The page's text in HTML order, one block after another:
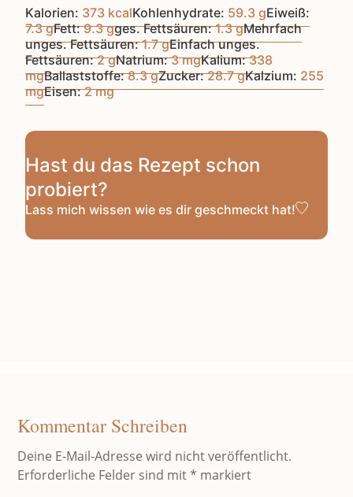
Kalorien: 373 kcalKohlenhydrate: 59.3 gEiweiß:
7.3 gFett:9.3 gges. Fettsäuren:1.3 gMehrfach
unges. Fettsäuren:1.7 gEinfach unges.
Fettsäuren:2 gNatrium:3 mgKalium:338
mgBallaststoffe:8.3 gZucker:28.7 gKalzium: 255
mgEisen:2 mg
Hast du das Rezept schon
probiert?
Lass mich wissen wie es dir geschmeckt hat!
Kommentar Schreiben
Deine E-Mail-Adresse wird nicht veröffentlicht.
Erforderliche Felder sind mit* markiert